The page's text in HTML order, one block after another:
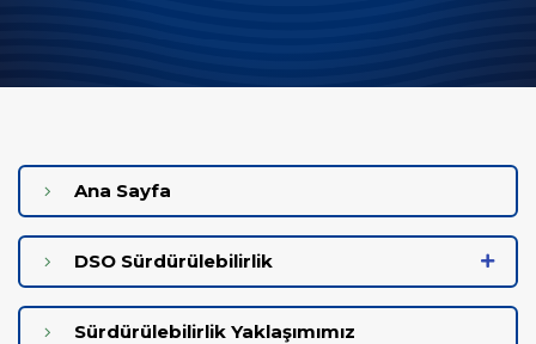
Ana Sayfa
DSO Sürdürülebilirlik
Sürdürülebilirlik Yaklaşımımız